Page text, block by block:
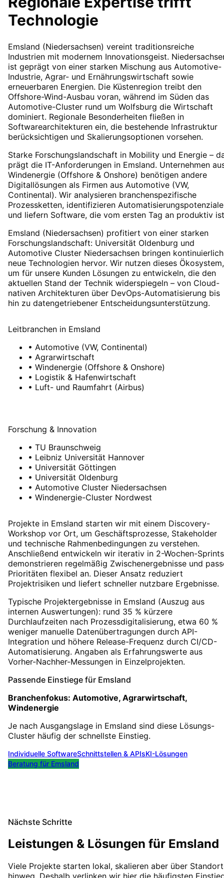
Technologie
Emsland (Niedersachsen) vereint traditionsreiche
Industrien mit modernem Innovationsgeist.
ist geprägt von einer starken Mischung aus Automotive-
Industrie, Agrar- und Ernährungswirtschaft sowie
erneuerbaren Energien. Die Küstenregion treibt den
Offshore-Wind-Ausbau voran, während im Süden das
Automotive-Cluster rund um Wolfsburg die Wirtschaft
dominiert. Regionale Besonderheiten fließen in
Softwarearchitekturen ein, die bestehende Infrastruktur
berücksichtigen und Skalierungsoptionen vorsehen.
Starke Forschungslandschaft in Mobility und Energie –
prägt die IT-Anforderungen in Emsland. Unternehmen
Windenergie (Offshore & Onshore) benötigen andere
Digitallösungen als Firmen aus Automotive (VW,
Continental). Wir analysieren branchenspezifische
Prozessketten, identifizieren Automatisierungspotenziale
und liefern Software, die vom ersten Tag an produktiv
Emsland (Niedersachsen) profitiert von einer starken
Forschungslandschaft: Universität Oldenburg und
Automotive Cluster Niedersachsen bringen kontinuierlich
neue Technologien hervor. Wir nutzen dieses Ökosystem,
um für unsere Kunden Lösungen zu entwickeln, die den
aktuellen Stand der Technik widerspiegeln – von Cloud-
nativen Architekturen über DevOps-Automatisierung bis
hin zu datengetriebener Entscheidungsunterstützung.
Leitbranchen in Emsland
• Automotive (VW, Continental)
• Agrarwirtschaft
• Windenergie (Offshore & Onshore)
• Logistik & Hafenwirtschaft
• Luft- und Raumfahrt (Airbus)
Forschung & Innovation
• TU Braunschweig
• Leibniz Universität Hannover
• Universität Göttingen
• Universität Oldenburg
• Automotive Cluster Niedersachsen
• Windenergie-Cluster Nordwest
Projekte in Emsland starten wir mit einem Discovery-
Workshop vor Ort, um Geschäftsprozesse, Stakeholder
und technische Rahmenbedingungen zu verstehen.
Anschließend entwickeln wir iterativ in 2-Wochen-
demonstrieren regelmäßig Zwischenergebnisse und
Prioritäten flexibel an. Dieser Ansatz reduziert
Projektrisiken und liefert schneller nutzbare Ergebnisse.
Typische Projektergebnisse in Emsland (Auszug aus
internen Auswertungen): rund 35 % kürzere
Durchlaufzeiten nach Prozessdigitalisierung, etwa 60 %
weniger manuelle Datenübertragungen durch API-
Integration und höhere Release-Frequenz durch CI/CD-
Automatisierung. Angaben als Erfahrungswerte aus
Vorher-Nachher-Messungen in Einzelprojekten.
Passende Einstiege für Emsland
Branchenfokus: Automotive, Agrarwirtschaft,
Windenergie
Je nach Ausgangslage in Emsland sind diese Lösungs-
Cluster häufig der schnellste Einstieg.
Individuelle SoftwareSchnittstellen & APIsKI-Lösungen
Beratung für Emsland
Nächste Schritte
Leistungen & Lösungen für Emsland
Viele Projekte starten lokal, skalieren aber über